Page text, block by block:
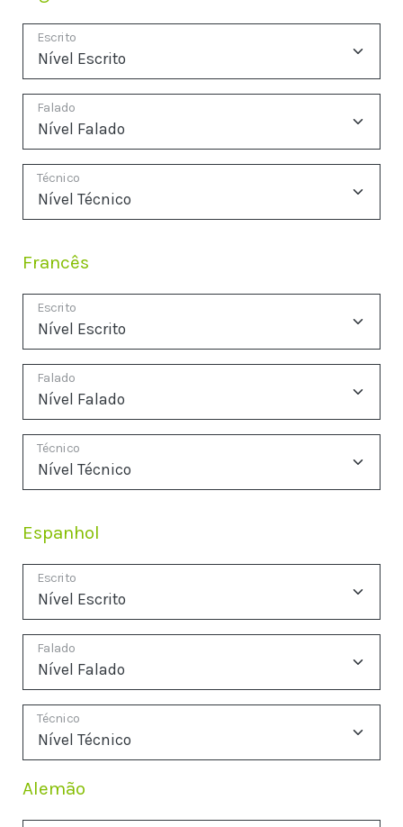
Escrito
Falado
Técnico
Francês
Escrito
Falado
Técnico
Espanhol
Escrito
Falado
Técnico
Alemão